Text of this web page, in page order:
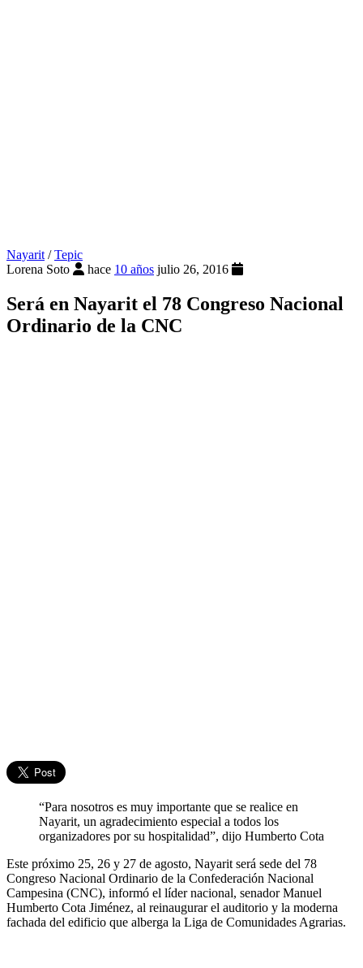
Nayarit/Tepic
Lorena Soto
hace 10 años julio 26, 2016
Será en Nayarit el 78 Congreso Nacional
Ordinario de la CNC
“Para nosotros es muy importante que se realice en
Nayarit, un agradecimiento especial a todos los
organizadores por su hospitalidad”, dijo Humberto Cota
Este próximo 25, 26 y 27 de agosto, Nayarit será sede del 78
Congreso Nacional Ordinario de la Confederación Nacional
Campesina (CNC), informó el líder nacional, senador Manuel
Humberto Cota Jiménez, al reinaugurar el auditorio y la moderna
fachada del edificio que alberga la Liga de Comunidades Agrarias.